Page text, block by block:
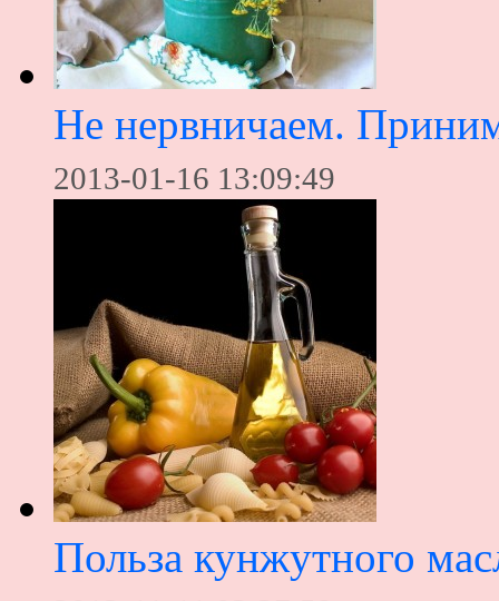
Не нервничаем.
2013-01-16 13:09:49
Польза кунжутного